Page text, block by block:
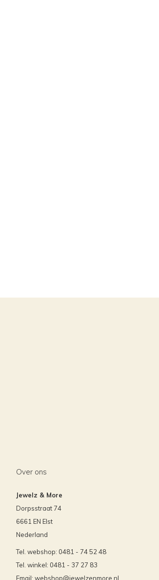
Over ons
Jewelz & More
Dorpsstraat 74
6661 EN Elst
Nederland
Tel. webshop: 0481 - 74 52 48
Tel. winkel: 0481 - 37 27 83
Email: webshop@jewelzenmore.nl